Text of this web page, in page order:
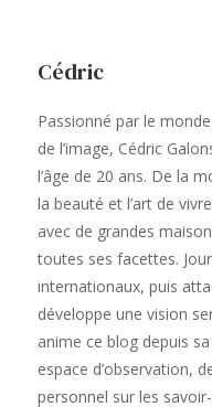
Cédric
Passionné par le
de l’image, Cédric
l’âge de 20 ans. De la
la beauté et l’art de
avec de grandes
toutes ses facettes.
internationaux, puis
développe une vision
anime ce blog depuis
espace d’observation,
personnel sur les